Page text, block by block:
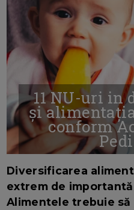
11 NU-uri in
și
conform
Diversificarea
extrem de
Alimentele trebuie